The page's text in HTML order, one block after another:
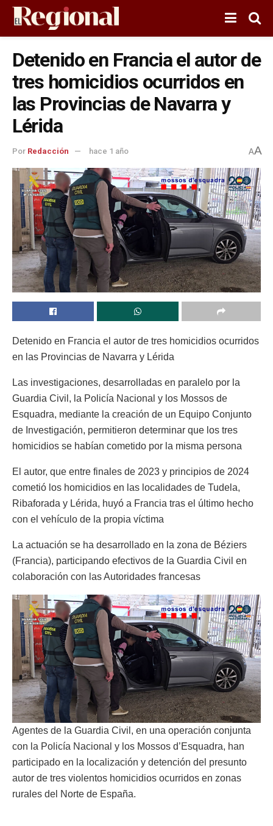
Detenido en Francia el autor de
tres homicidios ocurridos en
las Provincias de Navarra y
Lérida
Por Redacción hace 1 año AA
Detenido en Francia el autor de tres homicidios ocurridos
en las Provincias de Navarra y Lérida
Las investigaciones, desarrolladas en paralelo por la
Guardia Civil, la Policía Nacional y los Mossos de
Esquadra, mediante la creación de un Equipo Conjunto
de Investigación, permitieron determinar que los tres
homicidios se habían cometido por la misma persona
El autor, que entre finales de 2023 y principios de 2024
cometió los homicidios en las localidades de Tudela,
Ribaforada y Lérida, huyó a Francia tras el último hecho
con el vehículo de la propia víctima
La actuación se ha desarrollado en la zona de Béziers
(Francia), participando efectivos de la Guardia Civil en
colaboración con las Autoridades francesas
Agentes de la Guardia Civil, en una operación conjunta
con la Policía Nacional y los Mossos d’Esquadra, han
participado en la localización y detención del presunto
autor de tres violentos homicidios ocurridos en zonas
rurales del Norte de España.